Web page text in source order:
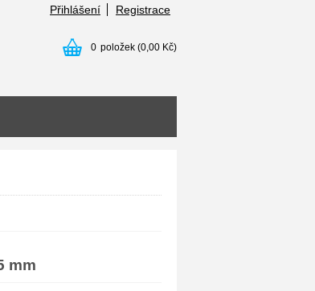
Přihlášení Registrace
0 položek (0,00 Kč)
mm